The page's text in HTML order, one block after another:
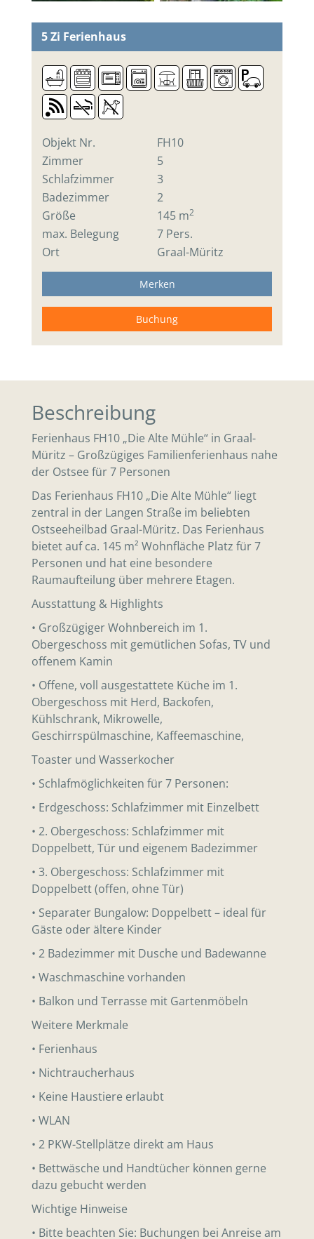
5 Zi Ferienhaus
Objekt Nr.
FH10
Zimmer
5
Schlafzimmer
3
Badezimmer
2
Größe
145 m2
max. Belegung
7 Pers.
Ort
Graal-Müritz
Merken
Buchung
Beschreibung
Ferienhaus FH10 „Die Alte Mühle“ in Graal-
Müritz – Großzügiges Familienferienhaus nahe
der Ostsee für 7 Personen
Das Ferienhaus FH10 „Die Alte Mühle“ liegt
zentral in der Langen Straße im beliebten
Ostseeheilbad Graal-Müritz. Das Ferienhaus
bietet auf ca. 145 m² Wohnfläche Platz für 7
Personen und hat eine besondere
Raumaufteilung über mehrere Etagen.
Ausstattung & Highlights
• Großzügiger Wohnbereich im 1.
Obergeschoss mit gemütlichen Sofas, TV und
offenem Kamin
• Offene, voll ausgestattete Küche im 1.
Obergeschoss mit Herd, Backofen,
Kühlschrank, Mikrowelle,
Geschirrspülmaschine, Kaffeemaschine,
Toaster und Wasserkocher
• Schlafmöglichkeiten für 7 Personen:
• Erdgeschoss: Schlafzimmer mit Einzelbett
• 2. Obergeschoss: Schlafzimmer mit
Doppelbett, Tür und eigenem Badezimmer
• 3. Obergeschoss: Schlafzimmer mit
Doppelbett (offen, ohne Tür)
• Separater Bungalow: Doppelbett – ideal für
Gäste oder ältere Kinder
• 2 Badezimmer mit Dusche und Badewanne
• Waschmaschine vorhanden
• Balkon und Terrasse mit Gartenmöbeln
Weitere Merkmale
• Ferienhaus
• Nichtraucherhaus
• Keine Haustiere erlaubt
• WLAN
• 2 PKW-Stellplätze direkt am Haus
• Bettwäsche und Handtücher können gerne
dazu gebucht werden
Wichtige Hinweise
• Bitte beachten Sie: Buchungen bei Anreise am